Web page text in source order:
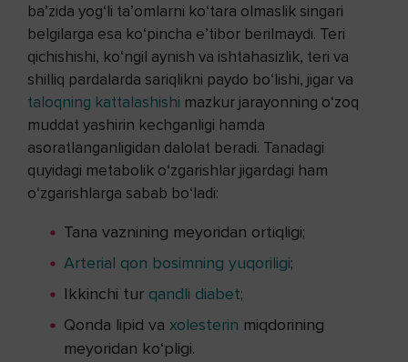
ba’zida yog‘li ta’omlarni ko‘tara olmaslik singari
belgilarga esa ko‘pincha e’tibor berilmaydi. Teri
qichishishi, ko‘ngil aynish va ishtahasizlik, teri va
shilliq pardalarda sariqlikni paydo bo‘lishi, jigar va
taloqning kattalashishi mazkur jarayonning o‘zoq
muddat yashirin kechganligi hamda
asoratlanganligidan dalolat beradi. Tanadagi
quyidagi metabolik o‘zgarishlar jigardagi ham
o‘zgarishlarga sabab bo‘ladi:
Tana vaznining meyoridan ortiqligi;
Arterial qon bosimning yuqoriligi;
Ikkinchi tur qandli diabet;
Qonda lipid va xolesterin miqdorining
meyoridan ko‘pligi.